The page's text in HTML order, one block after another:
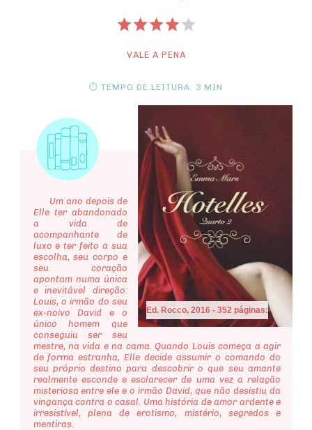
VALE A PENA
⏱ TEMPO DE LEITURA: 3 MIN
Ed. Rocco, 2016 - 352 páginas:
Um ano depois de
Elle ter abandonado
a vida de
acompanhante de
luxo e ter feito a sua
escolha, seu corpo e
seu coração
apontam numa única
e inevitável direção:
Louis, o irmão do seu
ex-noivo David e o
único homem que
conseguiu ser seu
mestre, na vida e na cama. Quando Louis começa a agir
de forma estranha, Elle decide assumir o comando do
seu próprio destino para descobrir o que seu amante
realmente esconde e esclarecer de uma vez a relação
misteriosa entre ele e o irmão David, que não desistiu da
vingança contra o casal. Uma história de amor ardente e
irresistível, plena de erotismo, mistério, segredos e
mentiras.